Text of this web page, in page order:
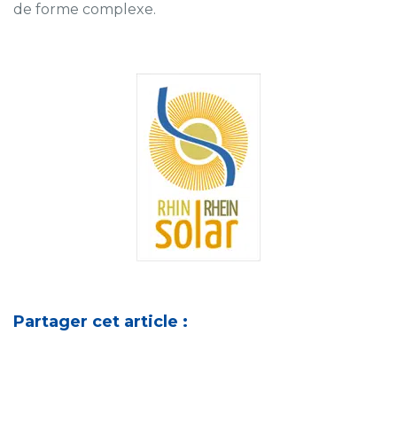
de forme complexe.
Partager cet article :